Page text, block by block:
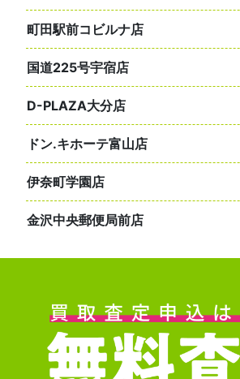
町田駅前コビルナ店
国道225号宇宿店
D-PLAZA大分店
ドン.キホーテ富山店
伊奈町学園店
金沢中央郵便局前店